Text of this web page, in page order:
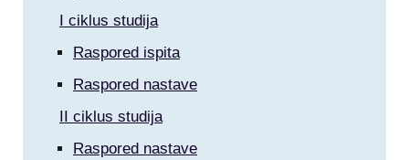
I ciklus studija
Raspored ispita
Raspored nastave
II ciklus studija
Raspored nastave